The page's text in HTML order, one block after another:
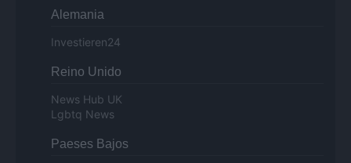
Alemania
Investieren24
Reino Unido
News Hub UK
Lgbtq News
Paeses Bajos